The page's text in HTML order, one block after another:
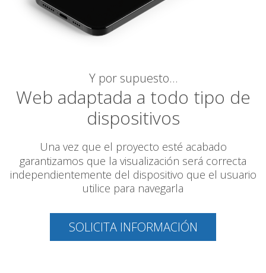
Y por supuesto…
Web adaptada a todo tipo de
dispositivos
Una vez que el proyecto esté acabado
garantizamos que la visualización será correcta
independientemente del dispositivo que el usuario
utilice para navegarla
SOLICITA INFORMACIÓN